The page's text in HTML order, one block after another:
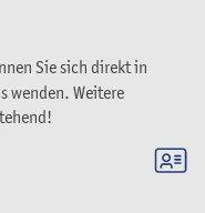
Sie sich direkt in
wenden. Weitere